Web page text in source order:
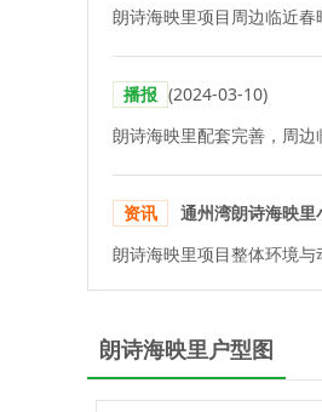
朗诗海映里项目周边临近
播报 (2024-03-10)
朗诗海映里配套完善，周
资讯 通州湾朗诗海映里
朗诗海映里户型图